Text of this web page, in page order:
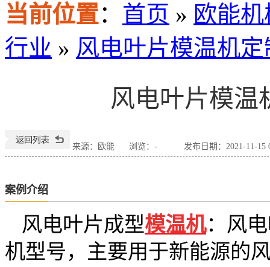
当前位置： 首页 » 欧能
行业 » 风电叶片模温机
风电叶片模
来源：欧能 浏览： - 发布日期：2021-11-15
案例介绍
风电叶片成型模温机：风
机型号，主要用于新能源的